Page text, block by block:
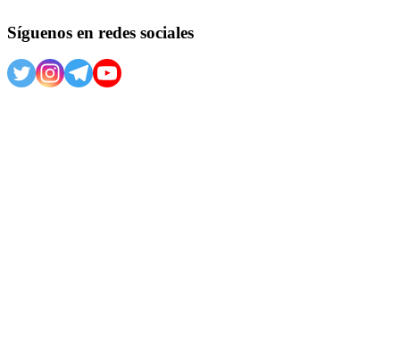
Síguenos en redes sociales